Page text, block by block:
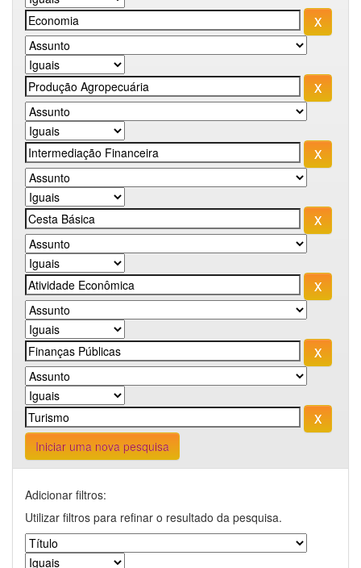
Iniciar uma nova pesquisa
Adicionar filtros:
Utilizar filtros para refinar o resultado da pesquisa.